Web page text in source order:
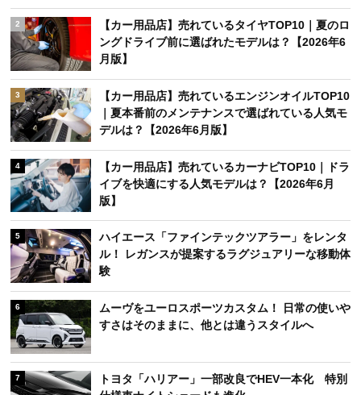
2
【カー用品店】売れているタイヤTOP10｜夏のロ
ングドライブ前に選ばれたモデルは？【2026年6
月版】
3
【カー用品店】売れているエンジンオイルTOP10
｜夏本番前のメンテナンスで選ばれている人気モ
デルは？【2026年6月版】
4
【カー用品店】売れているカーナビTOP10｜ドラ
イブを快適にする人気モデルは？【2026年6月
版】
5
ハイエース「ファインテックツアラー」をレンタ
ル！ レガンスが提案するラグジュアリーな移動体
験
6
ムーヴをユーロスポーツカスタム！ 日常の使いや
すさはそのままに、他とは違うスタイルへ
7
トヨタ「ハリアー」一部改良でHEV一本化 特別